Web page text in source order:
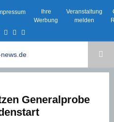
Ihre
Werbung
Veranstaltung
melden
TwitterInstagram
Email
Generalprobe